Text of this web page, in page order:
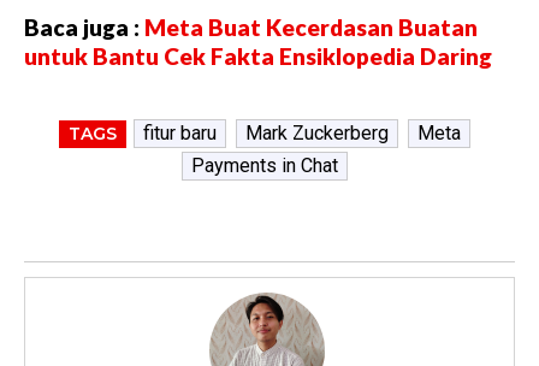
Baca juga : Meta Buat Kecerdasan Buatan
untuk Bantu Cek Fakta Ensiklopedia Daring
TAGS fitur baru Mark Zuckerberg
Meta
Payments in Chat